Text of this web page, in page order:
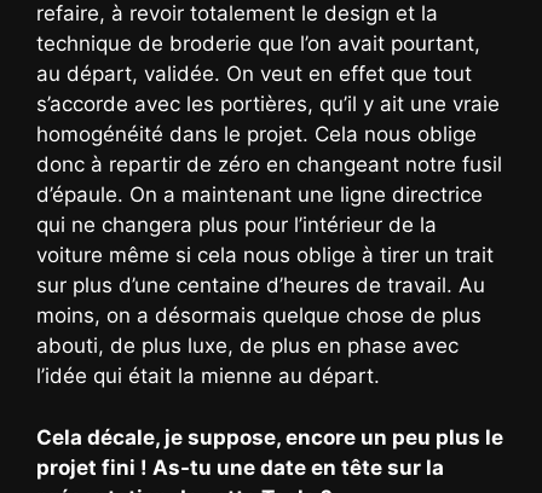
refaire, à revoir totalement le design et la
technique de broderie que l’on avait pourtant,
au départ, validée. On veut en effet que tout
s’accorde avec les portières, qu’il y ait une vraie
homogénéité dans le projet. Cela nous oblige
donc à repartir de zéro en changeant notre fusil
d’épaule. On a maintenant une ligne directrice
qui ne changera plus pour l’intérieur de la
voiture même si cela nous oblige à tirer un trait
sur plus d’une centaine d’heures de travail. Au
moins, on a désormais quelque chose de plus
abouti, de plus luxe, de plus en phase avec
l’idée qui était la mienne au départ.
Cela décale, je suppose, encore un peu plus le
projet fini ! As-tu une date en tête sur la